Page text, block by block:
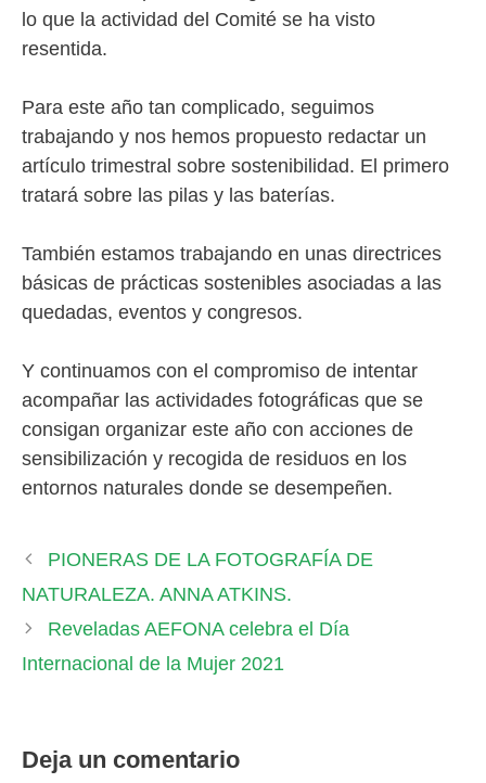
lo que la actividad del Comité se ha visto
resentida.
Para este año tan complicado, seguimos
trabajando y nos hemos propuesto redactar un
artículo trimestral sobre sostenibilidad. El primero
tratará sobre las pilas y las baterías.
También estamos trabajando en unas directrices
básicas de prácticas sostenibles asociadas a las
quedadas, eventos y congresos.
Y continuamos con el compromiso de intentar
acompañar las actividades fotográficas que se
consigan organizar este año con acciones de
sensibilización y recogida de residuos en los
entornos naturales donde se desempeñen.
PIONERAS DE LA FOTOGRAFÍA DE
NATURALEZA. ANNA ATKINS.
Reveladas AEFONA celebra el Día
Internacional de la Mujer 2021
Deja un comentario